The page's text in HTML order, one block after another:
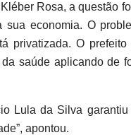
Rosa, a questão
sua economia. O
privatizada. O prefeito
saúde aplicando de
Lula da Silva
apontou.